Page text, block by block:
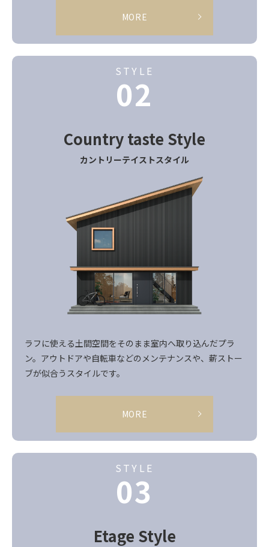
MORE
STYLE
02
Country taste Style
カントリーテイストスタイル
ラフに使える土間空間をそのまま室内へ取り込んだプラ
ン。アウトドアや自転車などのメンテナンスや、薪ストー
ブが似合うスタイルです。
MORE
STYLE
03
Etage Style